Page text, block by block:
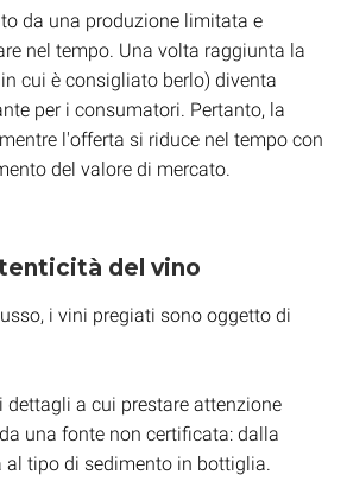
da una produzione limitata e
nel tempo. Una volta raggiunta la
cui è consigliato berlo) diventa
per i consumatori. Pertanto, la
l'offerta si riduce nel tempo con
del valore di mercato.
del vino
i vini pregiati sono oggetto di
a cui prestare attenzione
una fonte non certificata: dalla
tipo di sedimento in bottiglia.